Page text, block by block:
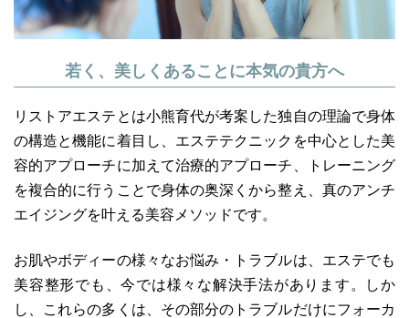
若く、美しくあることに本気の貴方へ
リストアエステとは小熊育代が考案した独自の理論で身体
の構造と機能に着目し、エステテクニックを中心とした美
容的アプローチに加えて治療的アプローチ、トレーニング
を複合的に行うことで身体の奥深くから整え、真のアンチ
エイジングを叶える美容メソッドです。
お肌やボディーの様々なお悩み・トラブルは、エステでも
美容整形でも、今では様々な解決手法があります。しか
し、これらの多くは、その部分のトラブルだけにフォーカ